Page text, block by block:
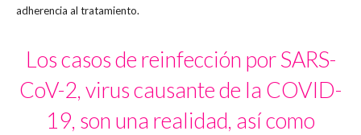
adherencia al tratamiento.
Los casos de reinfección por SARS-
CoV-2, virus causante de la COVID-
19, son una realidad, así como